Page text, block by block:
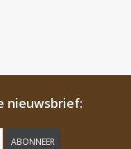
nieuwsbrief:
ABONNEER